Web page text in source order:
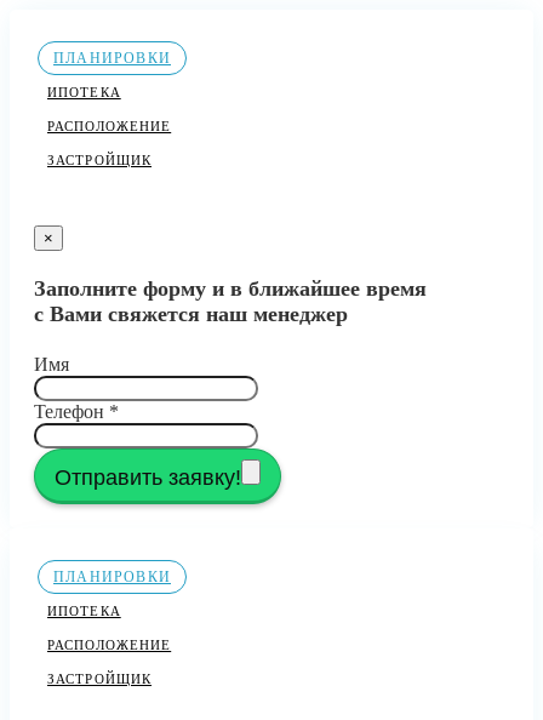
ПЛАНИРОВКИ
ИПОТЕКА
РАСПОЛОЖЕНИЕ
ЗАСТРОЙЩИК
×
Заполните форму и в ближайшее время
с Вами свяжется наш менеджер
Имя
Телефон *
Отправить заявку!
ПЛАНИРОВКИ
ИПОТЕКА
РАСПОЛОЖЕНИЕ
ЗАСТРОЙЩИК